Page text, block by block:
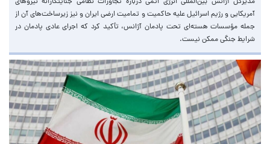
آمریکایی و رژیم اسرائیل علیه حاکمیت و تمامیت ارضی ایران و نیز زیرساخت‌های آن از
جمله مؤسسات هسته‌ای تحت پادمان آژانس، تأکید کرد که اجرای عادی پادمان در
شرایط جنگی ممکن نیست.